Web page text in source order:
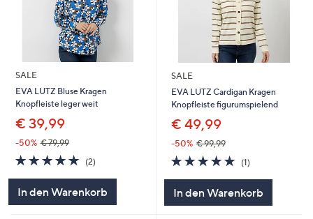
SALE
EVA LUTZ Bluse Kragen
Knopfleiste leger weit
€ 39,99
-50% € 79,99
5.0
von
(2)2
In den Warenkorb
SALE
EVA LUTZ Cardigan Kragen
Knopfleiste figurumspielend
€ 49,99
-50% € 99,99
5.0
von
(1)1
In den Warenkorb